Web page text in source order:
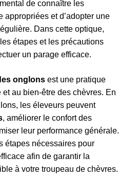
de connaître les
appropriées et d’adopter une
Dans cette optique,
étapes et les précautions
un parage efficace.
onglons est une pratique
au bien-être des chèvres. En
les éleveurs peuvent
, améliorer le confort des
leur performance générale.
étapes nécessaires pour
afin de garantir la
à votre troupeau de chèvres.